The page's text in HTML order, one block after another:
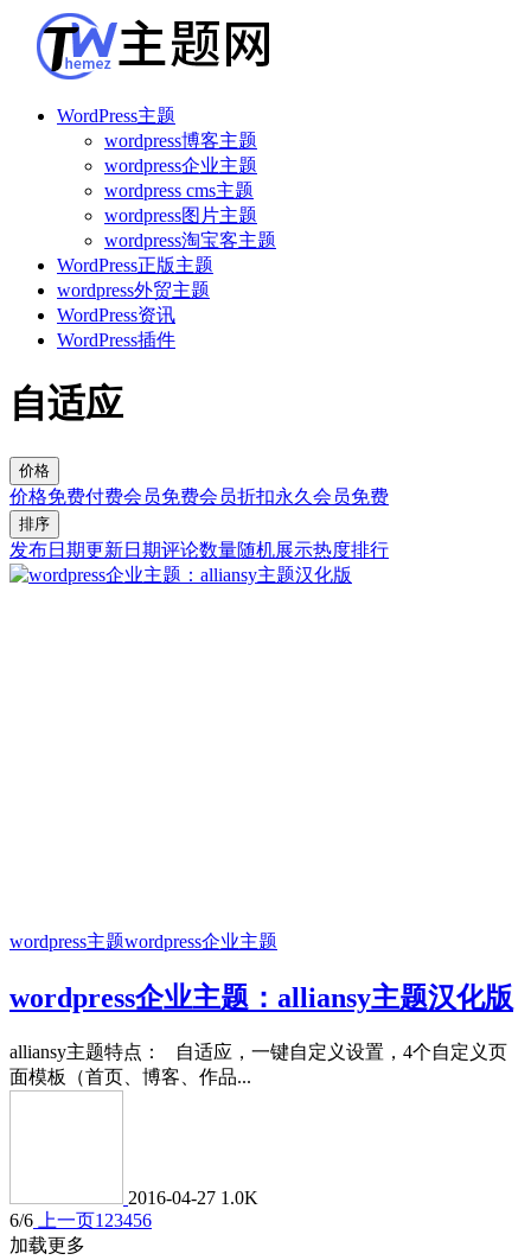
WordPress主题
wordpress博客主题
wordpress企业主题
wordpress cms主题
wordpress图片主题
wordpress淘宝客主题
WordPress正版主题
wordpress外贸主题
WordPress资讯
WordPress插件
自适应
价格
价格免费付费会员免费会员折扣永久会员免费
排序
发布日期更新日期评论数量随机展示热度排行
wordpress主题wordpress企业主题
wordpress企业主题：alliansy主题汉化版
alliansy主题特点： 自适应，一键自定义设置，4个自定义页
面模板（首页、博客、作品...
2016-04-27 1.0K
6/6 上一页1 23456
加载更多